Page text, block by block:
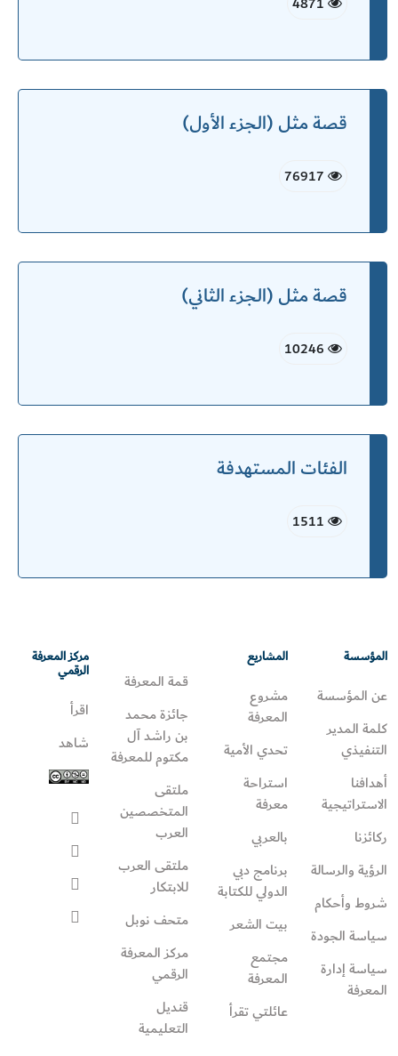
قصة مثل (الجزء الأول)
قصة مثل (الجزء الثاني)
الفئات المستهدفة
المؤسسة
عن المؤسسة
كلمة المدير
التنفيذي
أهدافنا
الاستراتيجية
ركائزنا
الرؤية والرسالة
شروط وأحكام
سياسة الجودة
سياسة إدارة
المعرفة
المشاريع
مشروع
المعرفة
تحدي الأمية
استراحة
معرفة
بالعربي
برنامج دبي
الدولي للكتابة
بيت الشعر
مجتمع
المعرفة
عائلتي تقرأ‎
قمة المعرفة
جائزة محمد
بن راشد آل
مكتوم للمعرفة
ملتقى
المتخصصين
العرب
ملتقى العرب
للابتكار
متحف نوبل
مركز المعرفة
الرقمي
قنديل
التعليمية
مركز المعرفة
الرقمي
اقرأ
شاهد